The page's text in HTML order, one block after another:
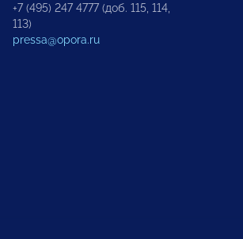
+7 (495) 247 4777 (доб. 115, 114,
113)
pressa@opora.ru